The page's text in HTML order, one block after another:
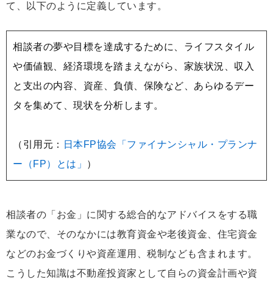
て、以下のように定義しています。
相談者の夢や目標を達成するために、ライフスタイル
や価値観、経済環境を踏まえながら、家族状況、収入
と支出の内容、資産、負債、保険など、あらゆるデー
タを集めて、現状を分析します。
（引用元：
日本FP協会「ファイナンシャル・プランナ
ー（FP）とは」
）
相談者の「お金」に関する総合的なアドバイスをする職
業なので、そのなかには教育資金や老後資金、住宅資金
などのお金づくりや資産運用、税制なども含まれます。
こうした知識は不動産投資家として自らの資金計画や資